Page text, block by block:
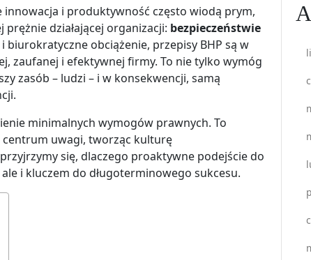
i produktywność często wiodą prym,
działającej organizacji: bezpieczeństwie
biurokratyczne obciążenie, przepisy BHP są w
zaufanej i efektywnej firmy. To nie tylko wymóg
zasób – ludzi – i w konsekwencji, samą
minimalnych wymogów prawnych. To
uwagi, tworząc kulturę
się, dlaczego proaktywne podejście do
i kluczem do długoterminowego sukcesu.